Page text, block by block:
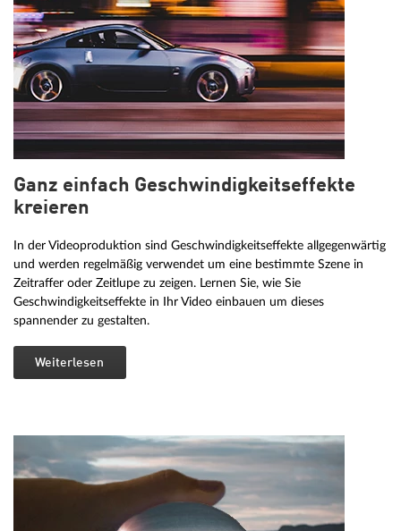
Ganz einfach Geschwindigkeitseffekte
kreieren
In der Videoproduktion sind Geschwindigkeitseffekte allgegenwärtig
und werden regelmäßig verwendet um eine bestimmte Szene in
Zeitraffer oder Zeitlupe zu zeigen. Lernen Sie, wie Sie
Geschwindigkeitseffekte in Ihr Video einbauen um dieses
spannender zu gestalten.
Weiterlesen